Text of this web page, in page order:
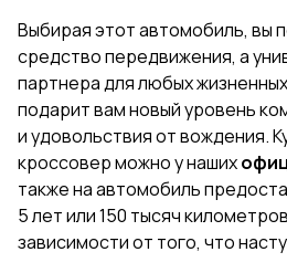
Выбирая этот автомобиль, вы
средство передвижения, а
партнера для любых
подарит вам новый уровень
и удовольствия от вождения.
кроссовер можно у наших
также на автомобиль
5 лет или 150 тысяч
зависимости от того, что